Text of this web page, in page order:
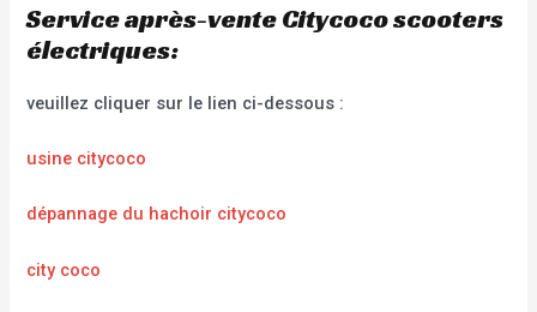
Service après-vente Citycoco scooters
électriques:
veuillez cliquer sur le lien ci-dessous :
usine citycoco
dépannage du hachoir citycoco
city coco